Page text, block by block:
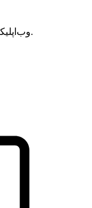
وب‌اپلیکیشن را به صفحه اصلی گوشی‌تان اضافه کنید.